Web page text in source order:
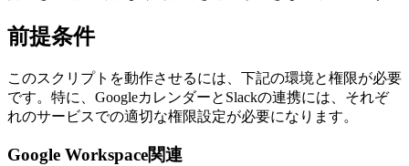
前提条件
このスクリプトを動作させるには、下記の環境と権限が必要
です。特に、GoogleカレンダーとSlackの連携には、それぞ
れのサービスでの適切な権限設定が必要になります。
Google Workspace関連